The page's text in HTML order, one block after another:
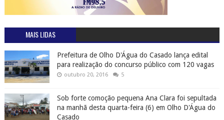
MAIS LIDAS
Prefeitura de Olho D'Água do Casado lança edital
para realização do concurso público com 120 vagas
outubro 20, 2016 5
Sob forte comoção pequena Ana Clara foi sepultada
na manhã desta quarta-feira (6) em Olho D'Água do
Casado